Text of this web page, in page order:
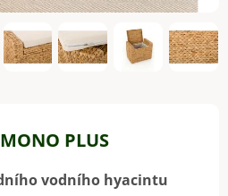
PLUS
vodního hyacintu